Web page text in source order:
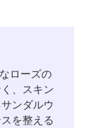
ローズの
、スキン
ンダルウ
を整える